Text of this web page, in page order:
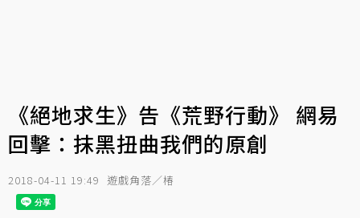
《絕地求生》告《荒野行動》 網易
回擊：抹黑扭曲我們的原創
2018-04-11 19:49 遊戲角落／椿